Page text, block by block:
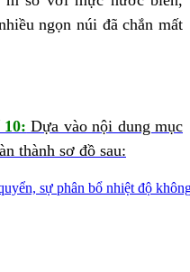
ngọn núi đã chắn mất
Dựa vào nội dung mục
thành sơ đồ sau: